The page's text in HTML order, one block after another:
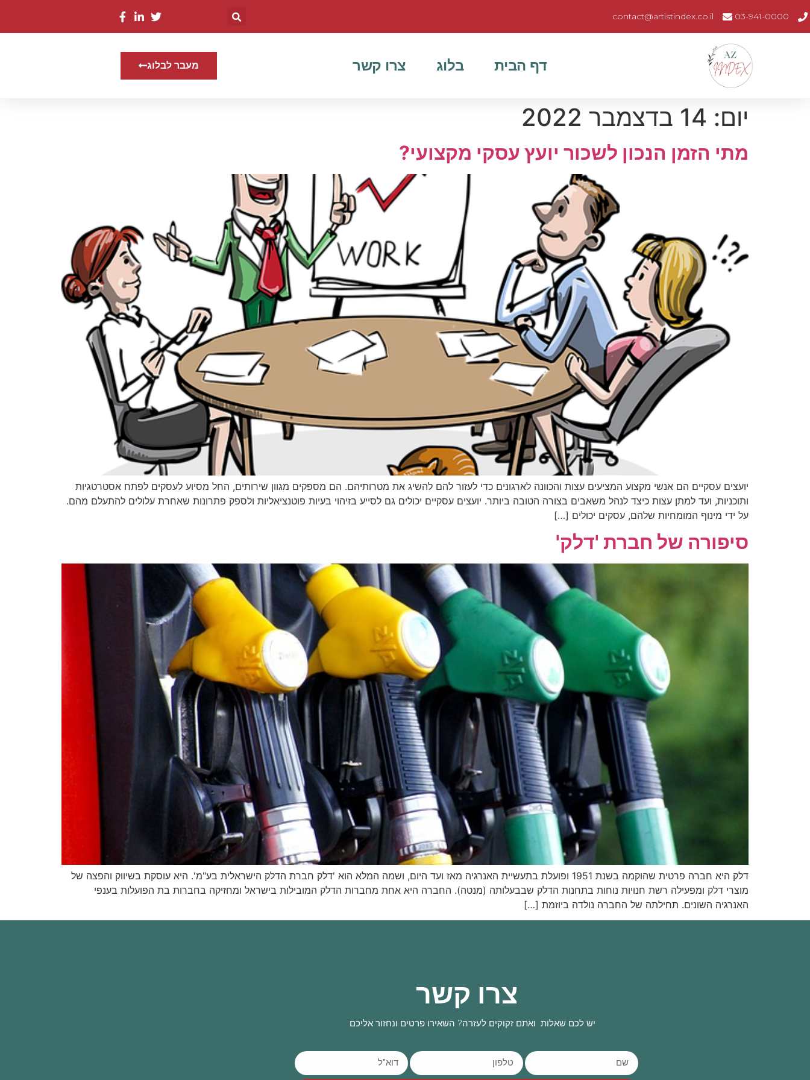
03-941-0000
contact@artistindex.co.il
דף הבית בלוג צרו קשר מעבר לבלוג
יום: 14 בדצמבר 2022
מתי הזמן הנכון לשכור יועץ עסקי מקצועי?
יועצים עסקיים הם אנשי מקצוע המציעים עצות והכוונה לארגונים כדי לעזור להם להשיג את מטרותיהם. הם מספקים מגוון שירותים, החל מסיוע לעסקים לפתח אסטרטגיות
ותוכניות, ועד למתן עצות כיצד לנהל משאבים בצורה הטובה ביותר. יועצים עסקיים יכולים גם לסייע בזיהוי בעיות פוטנציאליות ולספק פתרונות שאחרת עלולים להתעלם מהם.
על ידי מינוף המומחיות שלהם, עסקים יכולים […]
סיפורה של חברת 'דלק'
דלק היא חברה פרטית שהוקמה בשנת 1951 ופועלת בתעשיית האנרגיה מאז ועד היום, ושמה המלא הוא 'דלק חברת הדלק הישראלית בע"מ'. היא עוסקת בשיווק והפצה של
מוצרי דלק ומפעילה רשת חנויות נוחות בתחנות הדלק שבבעלותה (מנטה). החברה היא אחת מחברות הדלק המובילות בישראל ומחזיקה בחברות בת הפועלות בענפי
האנרגיה השונים. תחילתה של החברה נולדה ביוזמת […]
צרו קשר
יש לכם שאלות ואתם זקוקים לעזרה? השאירו פרטים ונחזור אליכם